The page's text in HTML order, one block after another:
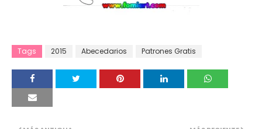
Tags 2015 Abecedarios Patrones Gratis